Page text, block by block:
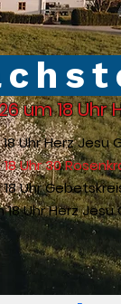
um 18
Uhr Herz Jesu
Uhr 30
Uhr
Uhr Herz